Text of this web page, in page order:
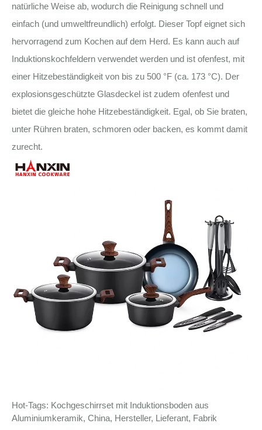
natürliche Weise ab, wodurch die Reinigung schnell und
einfach (und umweltfreundlich) erfolgt. Dieser Topf eignet sich
hervorragend zum Kochen auf dem Herd. Es kann auch auf
Induktionskochfeldern verwendet werden und ist ofenfest, mit
einer Hitzebeständigkeit von bis zu 500 °F (ca. 173 °C). Der
explosionsgeschützte Glasdeckel ist zudem ofenfest und
bietet die gleiche hohe Hitzebeständigkeit. Egal, ob Sie braten,
unter Rühren braten, schmoren oder backen, es kommt damit
zurecht.
Hot-Tags: Kochgeschirrset mit Induktionsboden aus
Aluminiumkeramik, China, Hersteller, Lieferant, Fabrik